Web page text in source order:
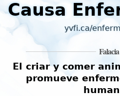
Causa
yvfi.ca/
Falacia
El criar y comer
promueve